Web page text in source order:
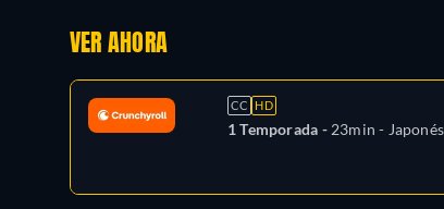
VER AHORA
CC HD
1 Temporada - 23min - Japonés